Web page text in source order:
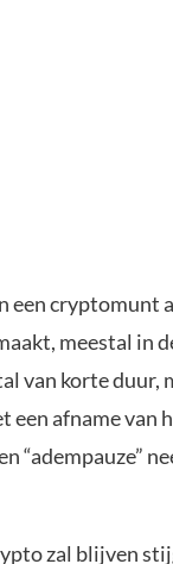
een cryptomunt
meestal in
van korte duur,
een afname van
“adempauze”
zal blijven